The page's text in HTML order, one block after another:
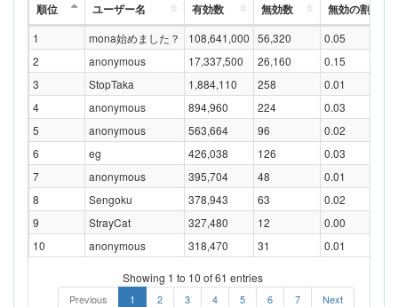
順位 ユーザー名 有効数 無効数 無効の割合(%)
1 mona始めました？ 108,641,000 56,320
0.05
2
anonymous 17,337,500 26,160
0.15
3
StopTaka 1,884,110 258
0.01
4
anonymous 894,960 224
0.03
5
anonymous 563,664 96
0.02
6
eg 426,038 126
0.03
7
anonymous 395,704 48
0.01
8
Sengoku 378,943 63
0.02
9
StrayCat 327,480 12
0.00
10
anonymous 318,470 31 0.01
Showing 1 to 10 of 61 entries
Previous 1 2 3 4 5 6 7 Next